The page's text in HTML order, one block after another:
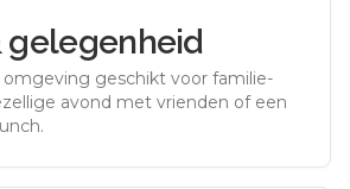
gelegenheid
omgeving geschikt voor familie-
avond met vrienden of een